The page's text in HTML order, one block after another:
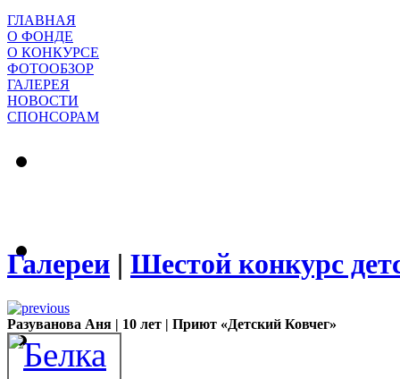
ГЛАВНАЯ
О ФОНДЕ
О КОНКУРСЕ
ФОТООБЗОР
ГАЛЕРЕЯ
НОВОСТИ
СПОНСОРАМ
Галереи | Шестой конкурс
Разуванова Аня | 10 лет | Приют «Детский Ковчег»